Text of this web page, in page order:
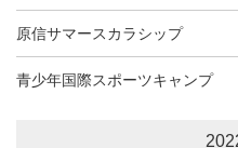
原信サマースカラシップ
青少年国際スポーツキャンプ